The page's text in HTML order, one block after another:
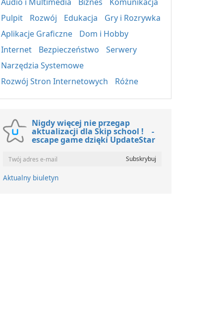
Pulpit
Rozwój Edukacja
Gry i Rozrywka
Aplikacje Graficzne
Dom i Hobby
Internet
Bezpieczeństwo
Serwery
Narzędzia Systemowe
Rozwój Stron Internetowych
Różne
Nigdy więcej nie przegap
aktualizacji dla Skip school ! -
escape game dzięki UpdateStar
Aktualny biuletyn